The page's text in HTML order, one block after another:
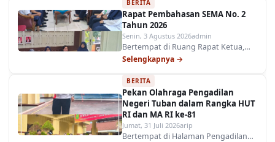
Pelaporan (PTIP) Pengadilan Negeri
Tuban mewakili pimpinan
menghadiri Rapat Paripurna DPRD…
BERITA
Rapat Pembahasan SEMA No. 2
Tahun 2026
Senin, 3 Agustus 2026admin
Bertempat di Ruang Rapat Ketua,
Bapak Ketua Pengadilan Negeri
Pembahasan SEMA No. 2 Tahun 2026
sebagai langkah proaktif dalam
menyelaraskan pedoman dan…
Selengkapnya →
BERITA
Pekan Olahraga Pengadilan
Negeri Tuban dalam Rangka HUT
RI dan MA RI ke-81
Jumat, 31 Juli 2026arip
Bertempat di Halaman Pengadilan